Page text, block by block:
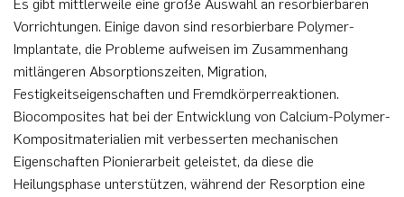
Es gibt mittlerweile eine große Auswahl an resorbierbaren
Vorrichtungen. Einige davon sind resorbierbare Polymer-
Implantate, die Probleme aufweisen im Zusammenhang
mitlängeren Absorptionszeiten, Migration,
Festigkeitseigenschaften und Fremdkörperreaktionen.
Biocomposites hat bei der Entwicklung von Calcium-Polymer-
Kompositmaterialien mit verbesserten mechanischen
Eigenschaften Pionierarbeit geleistet, da diese die
Heilungsphase unterstützen, während der Resorption eine